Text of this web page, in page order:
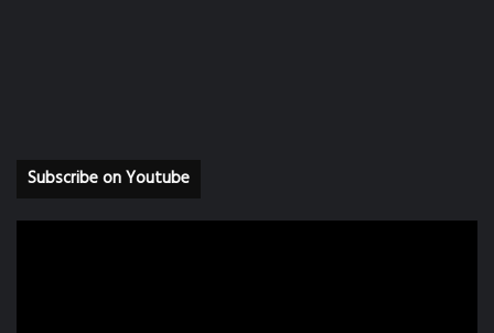
Subscribe on Youtube